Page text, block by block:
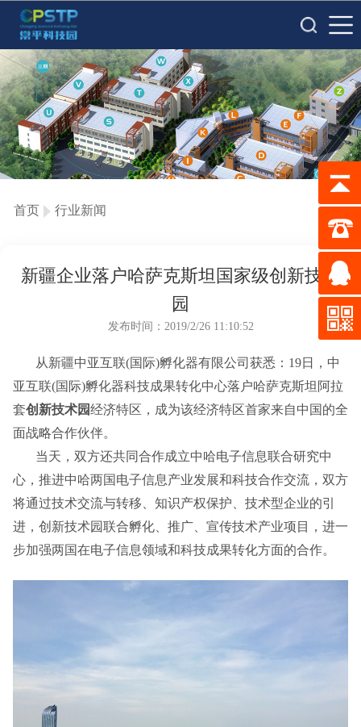
首页 行业新闻
新疆企业落户哈萨克斯坦国家级创新技术
园
发布时间：2019/2/26 11:10:52
从新疆中亚互联(国际)孵化器有限公司获悉：19日，中
亚互联(国际)孵化器科技成果转化中心落户哈萨克斯坦阿拉
套创新技术园经济特区，成为该经济特区首家来自中国的全
面战略合作伙伴。
当天，双方还共同合作成立中哈电子信息联合研究中
心，推进中哈两国电子信息产业发展和科技合作交流，双方
将通过技术交流与转移、知识产权保护、技术型企业的引
进，创新技术园联合孵化、推广、宣传技术产业项目，进一
步加强两国在电子信息领域和科技成果转化方面的合作。